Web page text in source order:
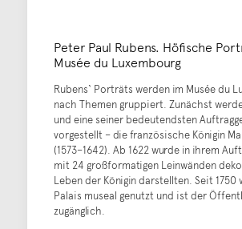
Peter Paul Rubens. Höfische
Musée du Luxembourg
Rubens‘ Porträts werden im Musée du
nach Themen gruppiert. Zunächst
und eine seiner bedeutendsten
vorgestellt – die französische Königin
(1573–1642). Ab 1622 wurde in ihrem
mit 24 großformatigen Leinwänden
Leben der Königin darstellten. Seit 1750
Palais museal genutzt und ist der
zugänglich.